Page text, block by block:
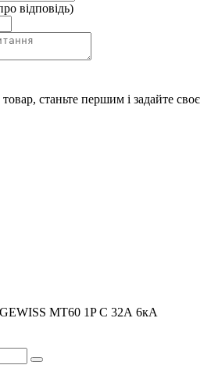
відповідь)
станьте першим і задайте своє
МТ60 1P C 32А 6кА